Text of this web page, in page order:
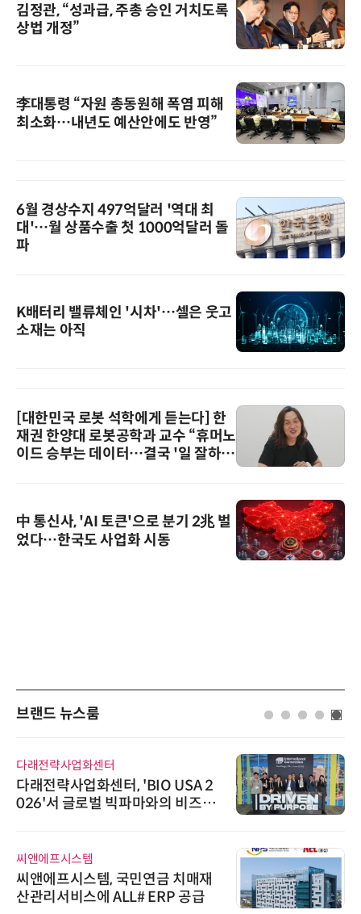
김정관, “성과급, 주총 승인 거치도록
상법 개정”
李대통령 “자원 총동원해 폭염 피해
최소화…내년도 예산안에도 반영”
6월 경상수지 497억달러 '역대 최
대'…월 상품수출 첫 1000억달러 돌
파
K배터리 밸류체인 '시차'…셀은 웃고
소재는 아직
[대한민국 로봇 석학에게 듣는다] 한
재권 한양대 로봇공학과 교수 “휴머노
이드 승부는 데이터…결국 '일 잘하는
中 통신사, 'AI 토큰'으로 분기 2兆 벌
었다…한국도 사업화 시동
브랜드 뉴스룸
다래전략사업화센터
다래전략사업화센터, 'BIO USA 2
026'서 글로벌 빅파마와의 비즈니
씨앤에프시스템
씨앤에프시스템, 국민연금 치매재
산관리서비스에 ALL# ERP 공급